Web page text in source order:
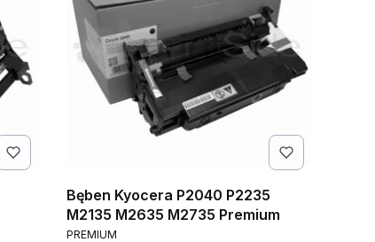
Bęben Kyocera P2040 P2235
M2135 M2635 M2735 Premium
PRODUCENT
PREMIUM